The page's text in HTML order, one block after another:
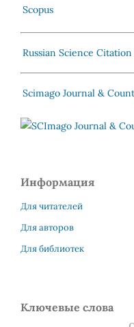
Scopus
Russian Science
Scimago Journal &
Информация
Для читателей
Для авторов
Для библиотек
Ключевые слова